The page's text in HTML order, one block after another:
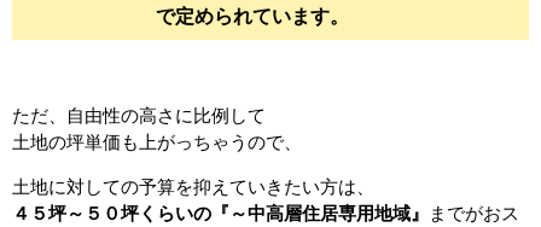
で定められています。
ただ、自由性の高さに比例して
土地の坪単価も上がっちゃうので、
土地に対しての予算を抑えていきたい方は、
４５坪～５０坪くらいの『～中高層住居専用地域』
までがおス